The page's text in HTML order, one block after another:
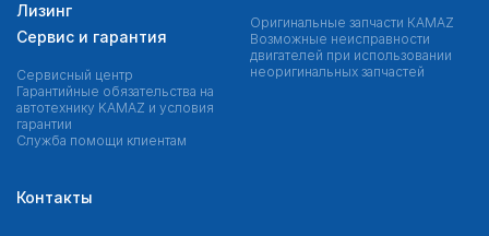
Лизинг
Сервис и гарантия
Сервисный центр
Гарантийные обязательства на
автотехнику KAMAZ и условия
гарантии
Служба помощи клиентам
Оригинальные запчасти КAMAZ
Возможные неисправности
двигателей при использовании
неоригинальных запчастей
Контакты